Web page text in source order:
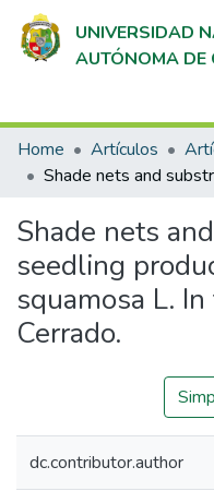
UNIVERSIDAD
AUTÓNOMA DE
Communities & Collections
All of DSpace
Home Artículos
Shade nets
seedling
squamosa L.
Cerrado.
dc.contributor.author